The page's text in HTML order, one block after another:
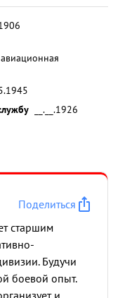
__.__.1926
Поделиться
старшим
Будучи
боевой опыт.
и